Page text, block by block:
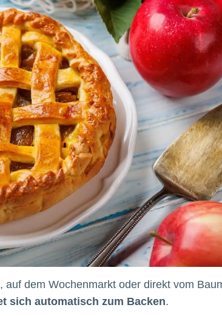
dem Wochenmarkt oder direkt vom
sich automatisch zum Backen.